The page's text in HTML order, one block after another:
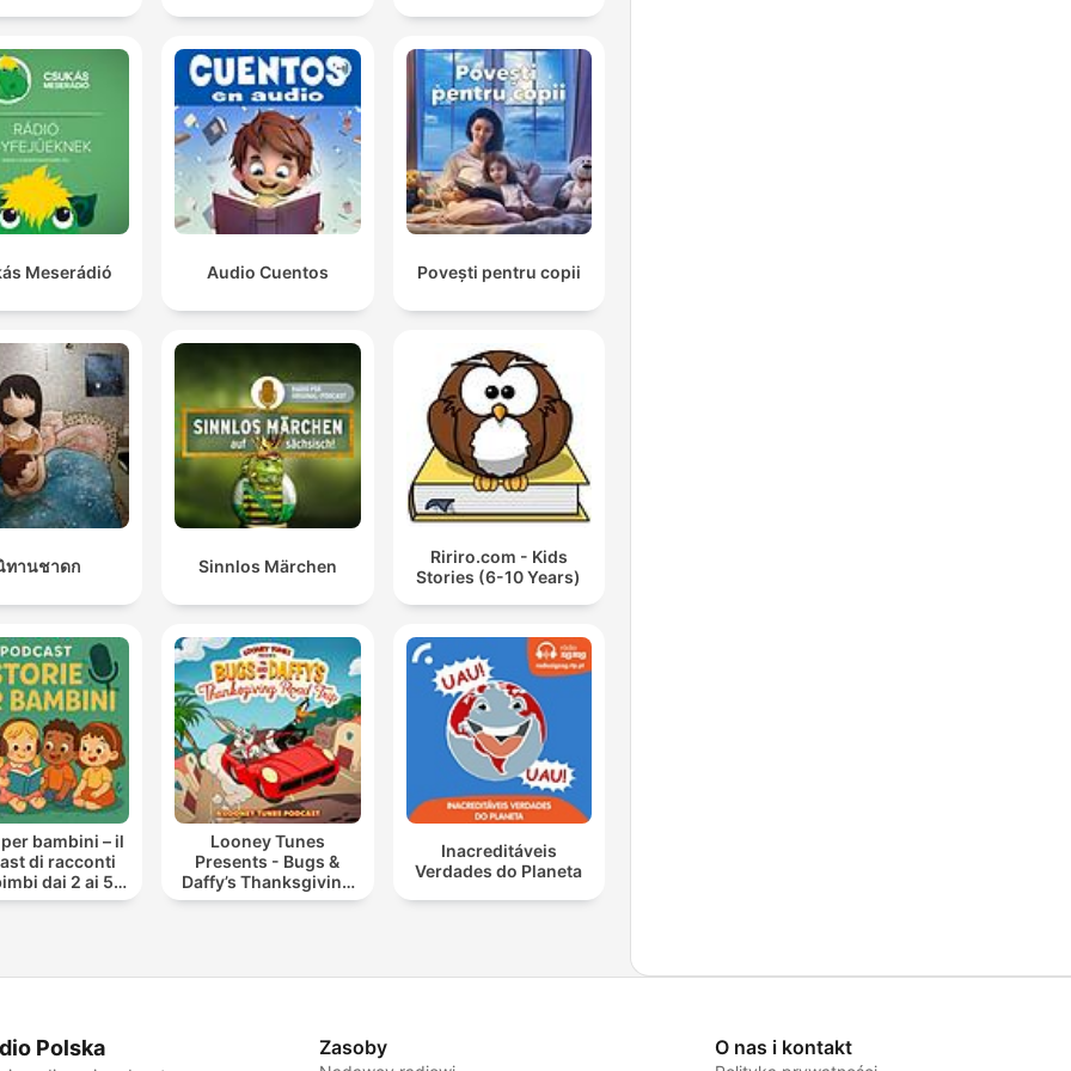
Meserádió Audio Cuentos Povești pentru copii
ทานชาดก Sinnlos Märchen
Ririro.com - Kids
Stories (6-10 Years)
bambini – il
di racconti
dai 2 ai 5
anni
Looney Tunes
Presents - Bugs &
Daffy’s Thanksgiving
Road Trip
Inacreditáveis
Verdades do Planeta
Polska Zasoby O nas i kontakt